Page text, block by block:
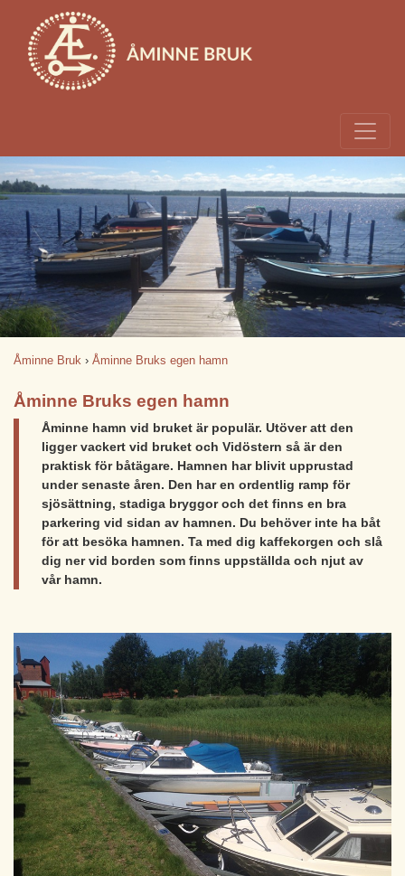
Åminne Bruk › Åminne Bruks egen hamn
Åminne Bruks egen hamn
Åminne hamn vid bruket är populär. Utöver att den
ligger vackert vid bruket och Vidöstern så är den
praktisk för båtägare. Hamnen har blivit upprustad
under senaste åren. Den har en ordentlig ramp för
sjösättning, stadiga bryggor och det finns en bra
parkering vid sidan av hamnen. Du behöver inte ha båt
för att besöka hamnen. Ta med dig kaffekorgen och slå
dig ner vid borden som finns uppställda och njut av
vår hamn.